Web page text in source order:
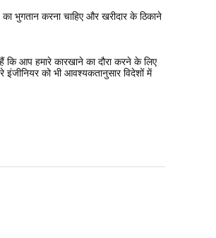
भुगतान करना चाहिए और खरीदार के ठिकाने
आप हमारे कारखाने का दौरा करने के लिए
को भी आवश्यकतानुसार विदेशों में